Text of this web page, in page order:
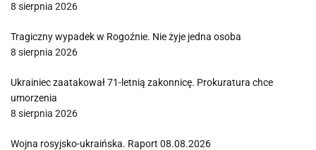
8 sierpnia 2026
Tragiczny wypadek w Rogoźnie. Nie żyje jedna osoba
8 sierpnia 2026
Ukrainiec zaatakował 71-letnią zakonnicę. Prokuratura chce
umorzenia
8 sierpnia 2026
Wojna rosyjsko-ukraińska. Raport 08.08.2026